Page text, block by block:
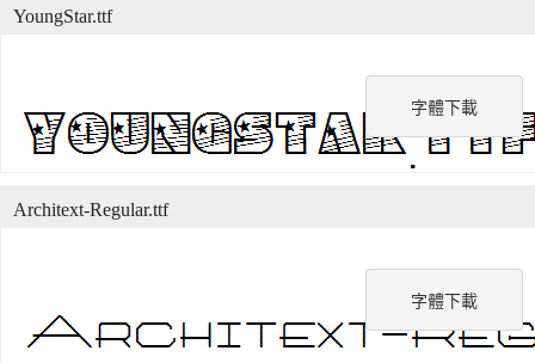
字體下載
YoungStar.ttf
字體下載
Architext-Regular.ttf